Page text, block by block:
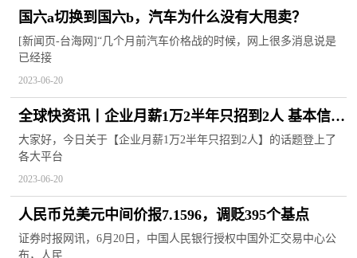
国六a切换到国六b，汽车为什么没有大甩卖？
[新闻页-台海网]“几个月前汽车价格战的时候，网上很多消息说是
已经接
2023-06-20
全球快资讯丨企业月薪1万2半年只招到2人 基本信息
讲解
大家好，今日关于【企业月薪1万2半年只招到2人】的话题登上了
各大平台
2023-06-20
人民币兑美元中间价报7.1596，调贬395个基点
证券时报网讯，6月20日，中国人民银行授权中国外汇交易中心公
布，人民